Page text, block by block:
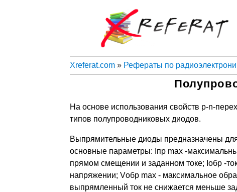
Xreferat.com» Рефераты по
На основе использования свойств р-n-
типов полупроводниковых диодов.
Выпрямительные диоды предназначены
основные параметры: Iпр max -
прямом смещении и заданном токе; Iобр -
напряжении; Vобр max - максимальное
выпрямленный ток не снижается меньше